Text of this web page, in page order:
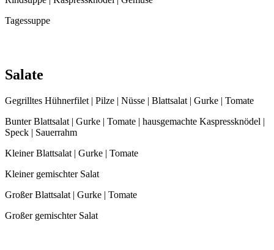
Tagessuppe
Salate
Gegrilltes Hühnerfilet | Pilze | Nüsse | Blattsalat | Gurke | Tomate
Bunter Blattsalat | Gurke | Tomate | hausgemachte Kaspressknödel |
Speck | Sauerrahm
Kleiner Blattsalat | Gurke | Tomate
Kleiner gemischter Salat
Großer Blattsalat | Gurke | Tomate
Großer gemischter Salat